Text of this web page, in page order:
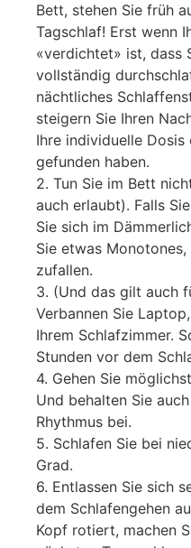
Bett, stehen Sie früh
Tagschlaf! Erst wenn
«verdichtet» ist, dass
vollständig
nächtliches
steigern Sie Ihren
Ihre individuelle
gefunden haben.
2. Tun Sie im Bett
auch erlaubt). Falls
Sie sich im
Sie etwas
zufallen.
3. (Und das gilt auch
Verbannen Sie
Ihrem Schlafzimmer.
Stunden vor dem
4. Gehen Sie
Und behalten Sie
Rhythmus bei.
5. Schlafen Sie bei
Grad.
6. Entlassen Sie sich
dem Schlafengehen
Kopf rotiert, machen